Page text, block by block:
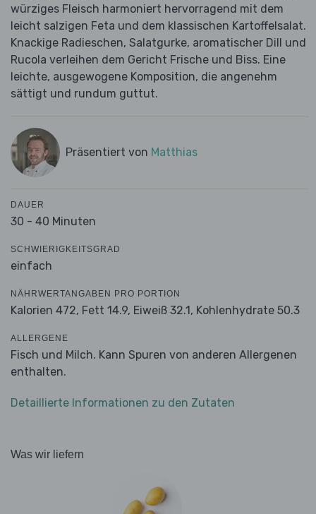
würziges Fleisch harmoniert hervorragend mit dem
leicht salzigen Feta und dem klassischen Kartoffelsalat.
Knackige Radieschen, Salatgurke, aromatischer Dill und
Rucola verleihen dem Gericht Frische und Biss. Eine
leichte, ausgewogene Komposition, die angenehm
sättigt und rundum guttut.
Präsentiert von Matthias
DAUER
30 - 40 Minuten
SCHWIERIGKEITSGRAD
einfach
NÄHRWERTANGABEN PRO PORTION
Kalorien 472, Fett 14.9, Eiweiß 32.1, Kohlenhydrate 50.3
ALLERGENE
Fisch und Milch. Kann Spuren von anderen Allergenen
enthalten.
Detaillierte Informationen zu den Zutaten
Was wir liefern